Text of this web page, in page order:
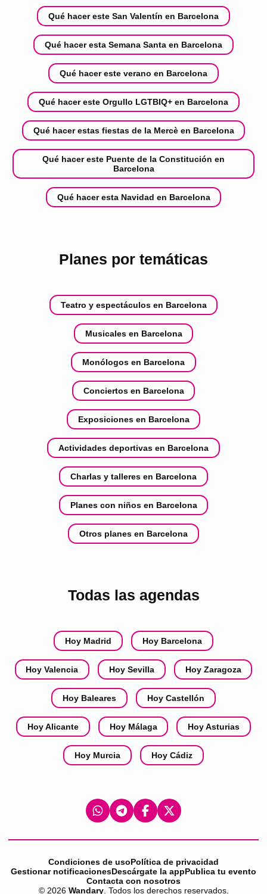
Qué hacer este San Valentín en Barcelona
Qué hacer esta Semana Santa en Barcelona
Qué hacer este verano en Barcelona
Qué hacer este Orgullo LGTBIQ+ en Barcelona
Qué hacer estas fiestas de la Mercè en Barcelona
Qué hacer este Puente de la Constitución en
Barcelona
Qué hacer esta Navidad en Barcelona
Planes por temáticas
Teatro y espectáculos en Barcelona
Musicales en Barcelona
Monólogos en Barcelona
Conciertos en Barcelona
Exposiciones en Barcelona
Actividades deportivas en Barcelona
Charlas y talleres en Barcelona
Planes con niños en Barcelona
Otros planes en Barcelona
Todas las agendas
Hoy Madrid Hoy Barcelona
Hoy Valencia Hoy Sevilla Hoy Zaragoza
Hoy Baleares Hoy Castellón
Hoy Alicante Hoy Málaga Hoy Asturias
Hoy Murcia Hoy Cádiz
Condiciones de usoPolítica de privacidad
Gestionar notificacionesDescárgate la appPublica tu evento
Contacta con nosotros
© 2026 Wandary. Todos los derechos reservados.